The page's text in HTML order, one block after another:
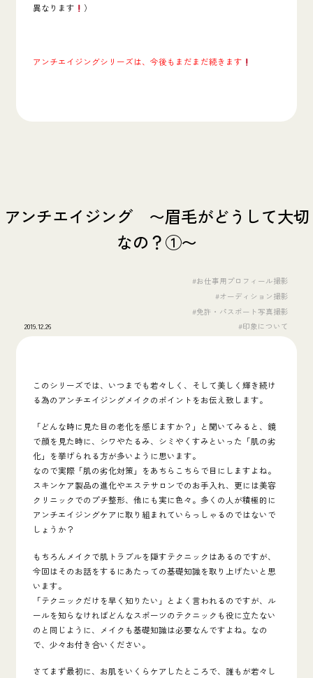
異なります
）
アンチエイジングシリーズは、今後もまだまだ続きます
アンチエイジング 〜眉毛がどうして大切
なの？①〜
2019.12.26
#お仕事用プロフィール撮影
#オーディション撮影
#免許・パスポート写真撮影
#印象について
このシリーズでは、 いつまでも若々しく、そして美しく輝き続け
る為のアンチエイジングメイクのポイントをお伝え致します。
「どんな時に見た目の老化を感じますか？」と聞いてみると、鏡
で顔を見た時に、 シワやたるみ、シミやくすみといった 「肌の劣
化」 を挙げられる方が多いように思います。
なので実際「肌の劣化対策」をあちらこちらで目にしますよね。
スキンケア製品の進化やエステサロンでのお手入れ、更には美容
クリニックでのプチ整形、他にも実に色々。多くの人が積極的に
アンチエイジングケアに取り組まれていらっしゃるのではないで
しょうか？
もちろんメイクで肌トラブルを隠すテクニックはあるのですが、
今回はそのお話をするにあたっての基礎知識を取り上げたいと思
います。
「テクニックだけを早く知りたい」とよく言われるのですが、ル
ールを知らなければどんなスポーツのテクニックも役に立たない
のと同じように、メイクも基礎知識は必要なんですよね。なの
で、少々お付き合いください。
さてまず最初に、 お肌をいくらケアしたところで、誰もが若々し